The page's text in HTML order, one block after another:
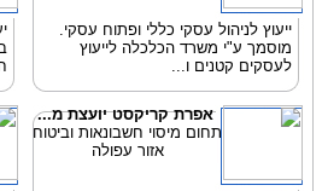
ייעוץ לניהול עסקי כללי ופתוח עסקי.
מוסמך ע"י משרד הכלכלה לייעוץ
לעסקים קטנים ו...
אפרת קריקסט יועצת מ...
תחום מיסוי חשבונאות וביטוח
אזור עפולה